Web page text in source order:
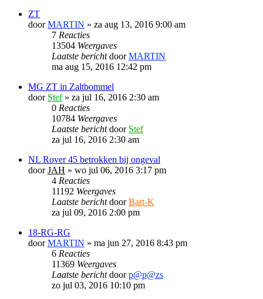
ZT
doorMARTIN » za aug 13, 2016 9:00 am
7 Reacties
13504 Weergaves
Laatste berichtdoorMARTIN
ma aug 15, 2016 12:42 pm
MG ZT in Zaltbommel
door Stef» za jul 16, 2016 2:30 am
0 Reacties
10784 Weergaves
Laatste berichtdoor Stef
za jul 16, 2016 2:30 am
NL Rover 45 betrokken bij ongeval
doorJAH » wo jul 06, 2016 3:17 pm
4 Reacties
11192 Weergaves
Laatste berichtdoorBart-K
za jul 09, 2016 2:00 pm
18-RG-RG
doorMARTIN » ma jun 27, 2016 8:43 pm
6 Reacties
11369 Weergaves
Laatste berichtdoorp@p@zs
zo jul 03, 2016 10:10 pm